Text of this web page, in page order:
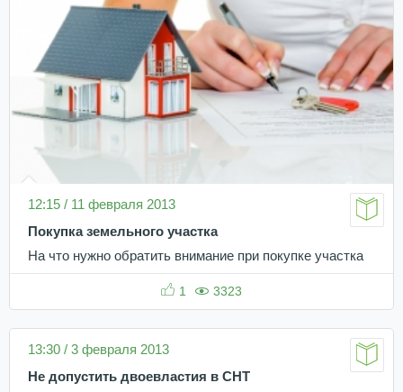
12:15 / 11 февраля 2013
Покупка земельного участка
На что нужно обратить внимание при покупке участка
1 3323
13:30 / 3 февраля 2013
Не допустить двоевластия в СНТ